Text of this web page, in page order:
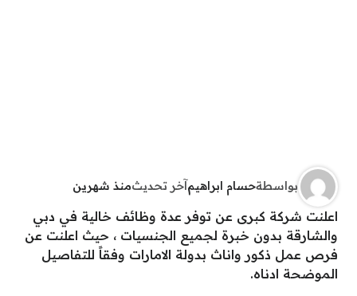
بواسطةحسام ابراهيمآخر تحديثمنذ شهرين
اعلنت شركة كبرى عن توفر عدة وظائف خالية في دبي
والشارقة بدون خبرة لجميع الجنسيات ، حيث اعلنت عن
فرص عمل ذكور واناث بدولة الامارات وفقاً للتفاصيل
الموضحة ادناه.